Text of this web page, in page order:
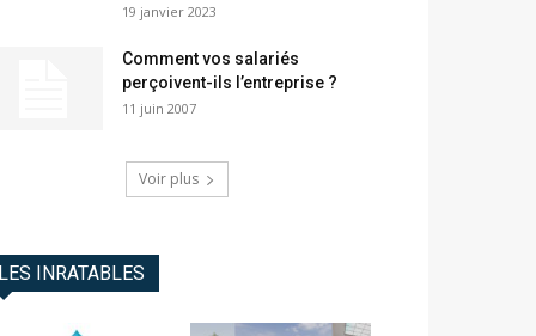
19 janvier 2023
Comment vos salariés
perçoivent-ils l’entreprise ?
11 juin 2007
Voir plus
LES INRATABLES